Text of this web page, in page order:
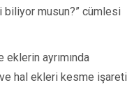
biliyor musun?” cümlesi
ayrımında
hal ekleri kesme işareti